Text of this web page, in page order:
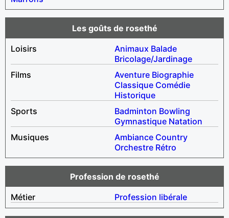
Les goûts de rosethé
Loisirs
Animaux Balade
Bricolage/Jardinage
Films
Aventure Biographie
Classique Comédie
Historique
Sports
Badminton Bowling
Gymnastique Natation
Musiques
Ambiance Country
Orchestre Rétro
Profession de rosethé
Métier
Profession libérale